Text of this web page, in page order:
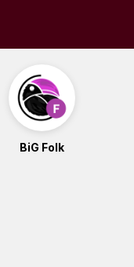
BiG Folk